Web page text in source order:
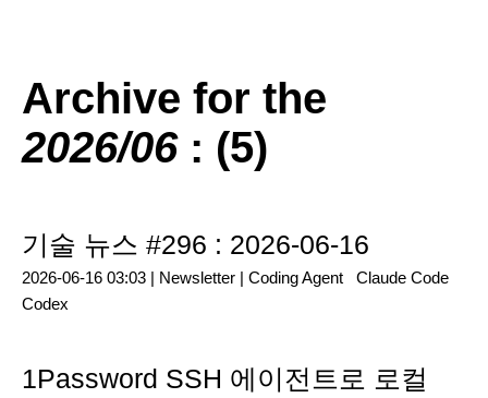
Archive for the
2026/06: (5)
기술 뉴스 #296 : 2026-06-16
2026-06-16 03:03 | Newsletter | Coding Agent
Claude Code
Codex
1Password SSH 에이전트로 로컬